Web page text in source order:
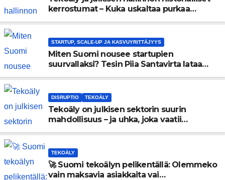
kerrostumat – Kuka uskaltaa purkaa
STARTUP, SCALE-UP JA KASVUYRITTÄJYYS
Miten Suomi nousee startupien
suurvallaksi? Tesin Piia Santavirta lataa
DISRUPTIO TEKOÄLY
Tekoäly on julkisen sektorin suurin
mahdollisuus – ja uhka, joka vaatii
TEKOÄLY
🚀 Suomi tekoälyn pelikentällä: Olemmeko
vain maksavia asiakkaita vai